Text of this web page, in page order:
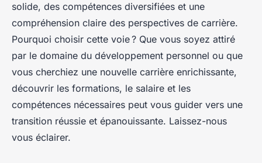
solide, des compétences diversifiées et une
compréhension claire des perspectives de carrière.
Pourquoi choisir cette voie ? Que vous soyez attiré
par le domaine du développement personnel ou que
vous cherchiez une nouvelle carrière enrichissante,
découvrir les formations, le salaire et les
compétences nécessaires peut vous guider vers une
transition réussie et épanouissante. Laissez-nous
vous éclairer.